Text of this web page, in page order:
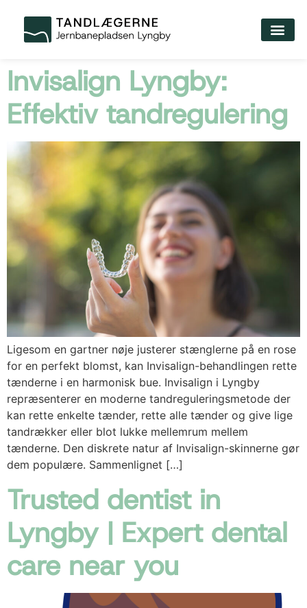
Invisalign Lyngby:
Effektiv tandregulering
Ligesom en gartner nøje justerer stænglerne på en rose
for en perfekt blomst, kan Invisalign-behandlingen rette
tænderne i en harmonisk bue. Invisalign i Lyngby
repræsenterer en moderne tandreguleringsmetode der
kan rette enkelte tænder, rette alle tænder og give lige
tandrækker eller blot lukke mellemrum mellem
tænderne. Den diskrete natur af Invisalign-skinnerne gør
dem populære. Sammenlignet […]
Trusted dentist in
Lyngby | Expert dental
care near you